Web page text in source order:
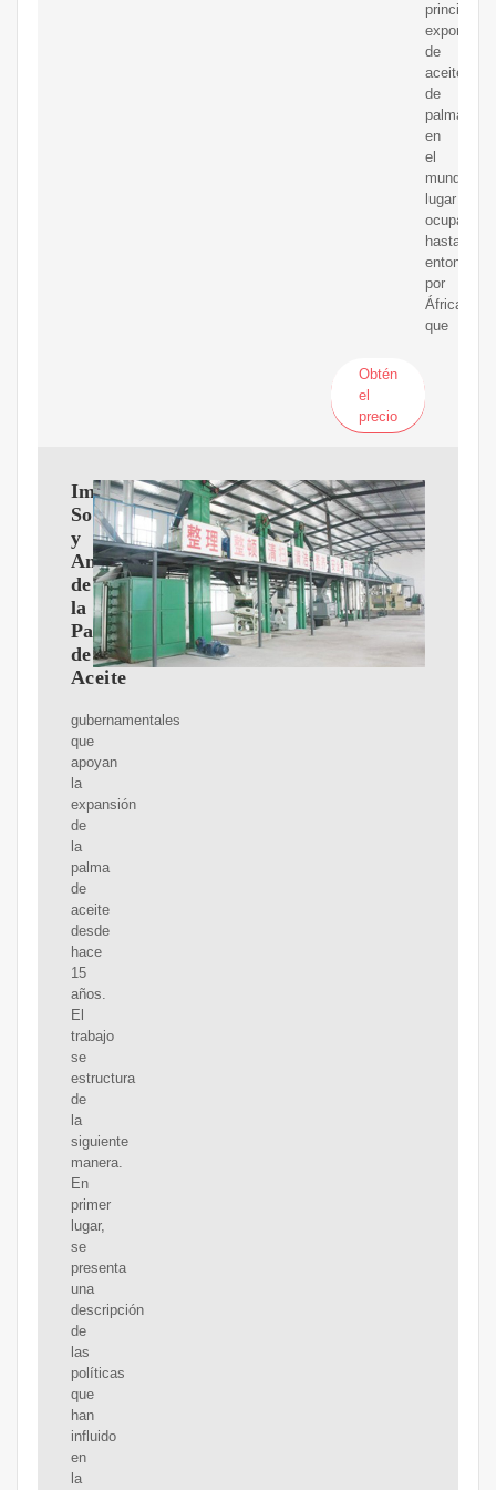
principal
exportador
de
aceite
de
palma
en
el
mundo,
lugar
ocupado
hasta
entonces
por
África,
que
Obtén
el
precio
Impactos
Sociales
y
Ambientales
de
la
Palma
de
Aceite
gubernamentales
que
apoyan
la
expansión
de
la
palma
de
aceite
desde
hace
15
años.
El
trabajo
se
estructura
de
la
siguiente
manera.
En
primer
lugar,
se
presenta
una
descripción
de
las
políticas
que
han
influido
en
la